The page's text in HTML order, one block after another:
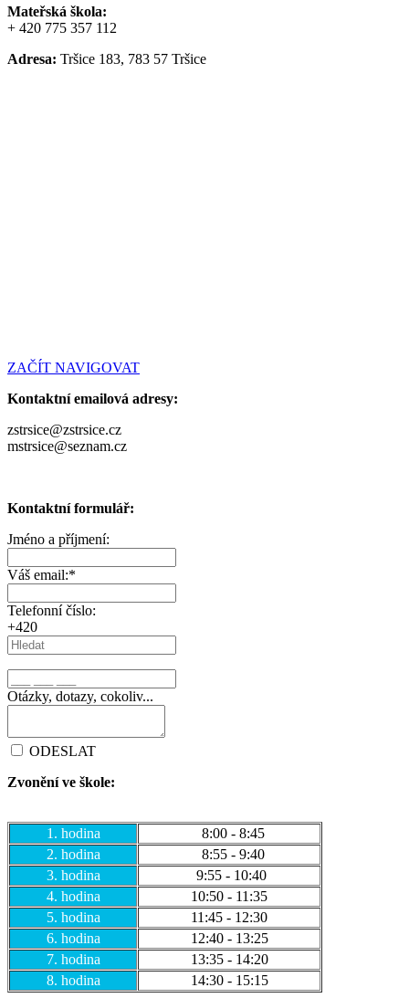
Mateřská škola:
+ 420 775 357 112
Adresa: Tršice 183, 783 57 Tršice
ZAČÍT NAVIGOVAT
Kontaktní emailová adresy:
zstrsice@zstrsice.cz
mstrsice@seznam.cz
Kontaktní formulář:
Jméno a příjmení:
Váš email:*
Telefonní číslo:
+420
Otázky, dotazy, cokoliv...
ODESLAT
Zvonění ve škole:
1. hodina
8:00 - 8:45
2. hodina
8:55 - 9:40
3. hodina
9:55 - 10:40
4. hodina
10:50 - 11:35
5. hodina
11:45 - 12:30
6. hodina
12:40 - 13:25
7. hodina
13:35 - 14:20
8. hodina
14:30 - 15:15